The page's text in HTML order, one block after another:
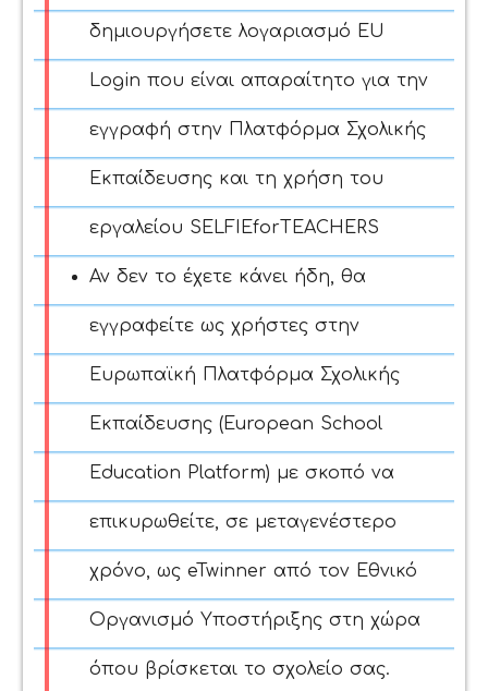
δημιουργήσετε λογαριασμό EU
Login που είναι απαραίτητο για την
εγγραφή στην Πλατφόρμα Σχολικής
Εκπαίδευσης και τη χρήση του
εργαλείου SELFIEforTEACHERS
Αν δεν το έχετε κάνει ήδη, θα
εγγραφείτε ως χρήστες στην
Ευρωπαϊκή Πλατφόρμα Σχολικής
Εκπαίδευσης (European School
Education Platform) με σκοπό να
επικυρωθείτε, σε μεταγενέστερο
χρόνο, ως eTwinner από τον Εθνικό
Οργανισμό Υποστήριξης στη χώρα
όπου βρίσκεται το σχολείο σας.